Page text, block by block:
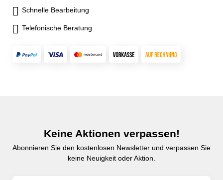
Schnelle Bearbeitung
Telefonische Beratung
Keine Aktionen verpassen!
Abonnieren Sie den kostenlosen Newsletter und verpassen Sie
keine Neuigkeit oder Aktion.